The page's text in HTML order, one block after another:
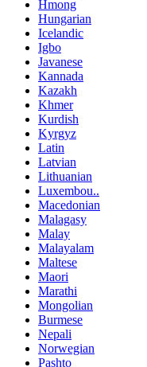
Hmong
Hungarian
Icelandic
Igbo
Javanese
Kannada
Kazakh
Khmer
Kurdish
Kyrgyz
Latin
Latvian
Lithuanian
Luxembou..
Macedonian
Malagasy
Malay
Malayalam
Maltese
Maori
Marathi
Mongolian
Burmese
Nepali
Norwegian
Pashto